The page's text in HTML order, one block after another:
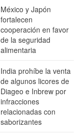
México y Japón
fortalecen
cooperación en favor
de la seguridad
alimentaria
India prohíbe la venta
de algunos licores de
Diageo e Inbrew por
infracciones
relacionadas con
saborizantes